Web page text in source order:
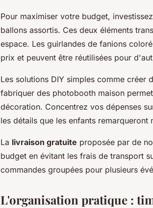
Pour maximiser votre budget,
ballons assortis. Ces deux éléments
espace. Les guirlandes de fanions
prix et peuvent être réutilisées pour
Les solutions DIY simples comme créer
fabriquer des photobooth maison
décoration. Concentrez vos dépenses
les détails que les enfants remarqueront
La livraison gratuite proposée par de
budget en évitant les frais de transport
commandes groupées pour plusieurs
L'organisation pratique :